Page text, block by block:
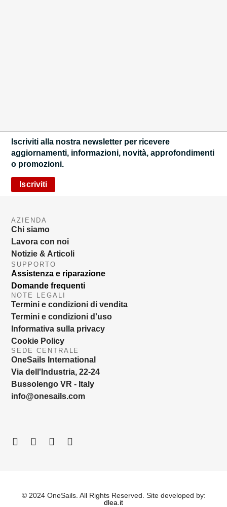
Iscriviti alla nostra newsletter per ricevere
aggiornamenti, informazioni, novità, approfondimenti
o promozioni.
Iscriviti
AZIENDA
Chi siamo
Lavora con noi
Notizie & Articoli
SUPPORTO
Assistenza e riparazione
Domande frequenti
NOTE LEGALI
Termini e condizioni di vendita
Termini e condizioni d'uso
Informativa sulla privacy
Cookie Policy
SEDE CENTRALE
OneSails International
Via dell'Industria, 22-24
Bussolengo VR - Italy
info@onesails.com
© 2024 OneSails. All Rights Reserved. Site developed by:
dlea.it